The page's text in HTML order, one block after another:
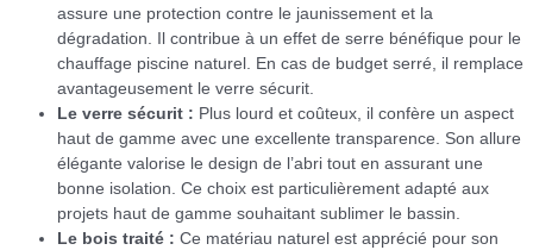
assure une protection contre le jaunissement et la
dégradation. Il contribue à un effet de serre bénéfique pour le
chauffage piscine naturel. En cas de budget serré, il remplace
avantageusement le verre sécurit.
Le verre sécurit : Plus lourd et coûteux, il confère un aspect
haut de gamme avec une excellente transparence. Son allure
élégante valorise le design de l’abri tout en assurant une
bonne isolation. Ce choix est particulièrement adapté aux
projets haut de gamme souhaitant sublimer le bassin.
Le bois traité : Ce matériau naturel est apprécié pour son